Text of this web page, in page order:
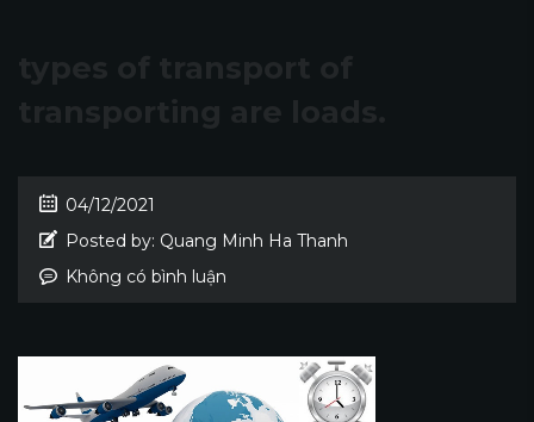
04/12/2021
Posted by: Quang Minh Ha Thanh
Không có bình luận